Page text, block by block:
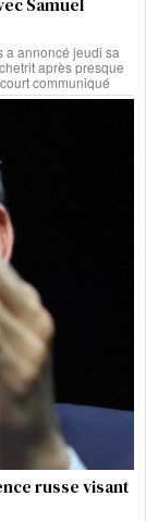
Samuel
a annoncé jeudi sa
après presque
communiqué
russe visant